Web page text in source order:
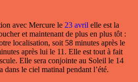
avec Mercure le 23 avril elle est la
et maintenant de plus en plus tôt :
localisation, soit 58 minutes après le
après lui le 11. Elle est tout à fait
Elle sera conjointe au Soleil le 14
dans le ciel matinal pendant l’été.